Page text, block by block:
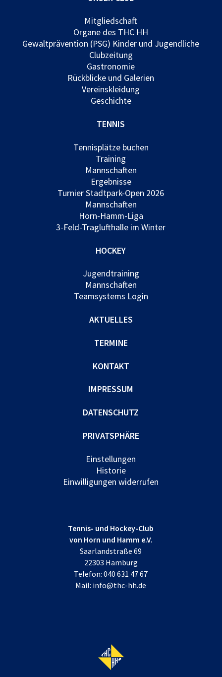
Mitgliedschaft
Organe des THC HH
Gewaltprävention (PSG) Kinder und Jugendliche
Clubzeitung
Gastronomie
Rückblicke und Galerien
Vereinskleidung
Geschichte
TENNIS
Tennisplätze buchen
Training
Mannschaften
Ergebnisse
Turnier Stadtpark-Open 2026
Mannschaften
Horn-Hamm-Liga
3-Feld-Traglufthalle im Winter
HOCKEY
Jugendtraining
Mannschaften
Teamsystems Login
AKTUELLES
TERMINE
KONTAKT
IMPRESSUM
DATENSCHUTZ
PRIVATSPHÄRE
Einstellungen
Historie
Einwilligungen widerrufen
Tennis- und Hockey-Club
von Horn und Hamm e.V.
Saarlandstraße 69
22303 Hamburg
Telefon:040 631 47 67
Mail: info@thc-hh.de